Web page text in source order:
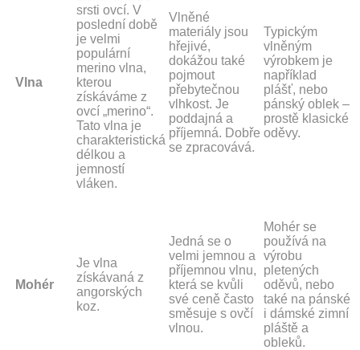
Vlna
srsti ovcí. V
poslední době
je velmi
populární
merino vlna,
kterou
získáváme z
ovcí „merino“.
Tato vlna je
charakteristická
délkou a
jemností
vláken.
Vlněné
materiály jsou
hřejivé,
dokážou také
pojmout
přebytečnou
vlhkost. Je
poddajná a
příjemná. Dobře
se zpracovává.
Typickým
vlněným
výrobkem je
například
plášť, nebo
pánský oblek –
prostě klasické
oděvy.
Mohér
Je vlna
získávaná z
angorských
koz.
Jedná se o
velmi jemnou a
příjemnou vlnu,
která se kvůli
své ceně často
směsuje s ovčí
vlnou.
Mohér se
používá na
výrobu
pletených
oděvů, nebo
také na pánské
i dámské zimní
pláště a
obleků.